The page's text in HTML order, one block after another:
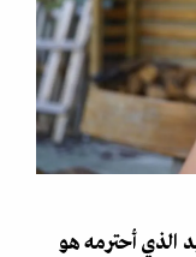
الذي أحترمه هو